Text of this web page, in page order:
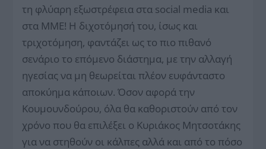
τη φλύαρη εξωστρέφεια στα social media και
στα ΜΜΕ! Η διχοτόμησή του, ίσως και
τριχοτόμηση, φαντάζει ως το πιο πιθανό
σενάριο το επόμενο διάστημα, με την αλλαγή
ηγεσίας να μη θεωρείται πλέον ευφάνταστο
αποκύημα κάποιων. Όσον αφορά την
Κουμουνδούρου, όλα θα καθοριστούν από τον
χρόνο που θα επιλέξει ο Κυριάκος Μητσοτάκης
για να στηθούν οι κάλπες αλλά και από το πόσο